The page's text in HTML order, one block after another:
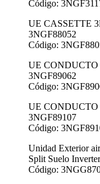
Código:
UE CASSETTE
3NGF88052
Código:
UE
3NGF89062
Código:
UE
3NGF89107
Código:
Unidad Exterior
Split Suelo
Código: